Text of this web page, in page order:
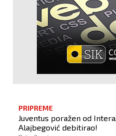
PRIPREME
Juventus poražen od Intera,
Alajbegović debitirao!